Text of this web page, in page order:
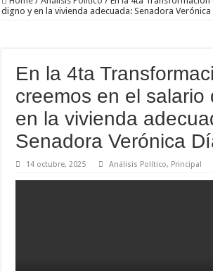
digno y en la vivienda adecuada: Senadora Verónica
En la 4ta
creemos en el salario
en la vivienda
Senadora Verónica
14 octubre, 2025 Análisis Político, Principal